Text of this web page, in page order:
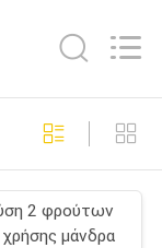
80
2 φρούτων
μάνδρα